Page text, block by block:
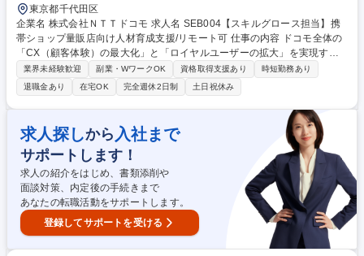
東京都千代田区
企業名 株式会社ＮＴＴドコモ 求人名 SEB004【スキルグロース担当】携
帯ショップ量販店向け人材育成支援/リモート可 仕事の内容 ドコモ全体の
「CX（顧客体験）の最大化」と「ロイヤルユーザーの拡大」を実現する
ための、量販店営業に関わる営業人材の育成デザインと実行支援をお任せ
します。 ■量販店へのルート営業担当者および、キャリア責任者・SV等の
支援・育成に関する取組み（研修実施、ツール開発など） ■ルート活動プ
ロセス（現状把握から関係構築、課題特定、プロセス管理、振り返りま
で）を型化した「ルートプロセスガイド」等の策定、展開 募集職種 SEB0
04【スキルグロース担当】携帯ショップ量販店向け人材育成支援/リモー
ト可
業界未経験歓迎 副業・WワークOK 資格取得支援あり
時短勤務あり
退職金あり
在宅OK 完全週休2日制 土日祝休み
求人探しから 入社まで
サポートします！
求人の紹介をはじめ、書類添削や
面談対策、内定後の手続きまで
あなたの転職活動をサポートします。
登録してサポートを受ける